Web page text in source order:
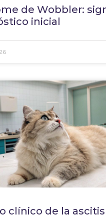
de Wobbler:
inicial
clínico de la